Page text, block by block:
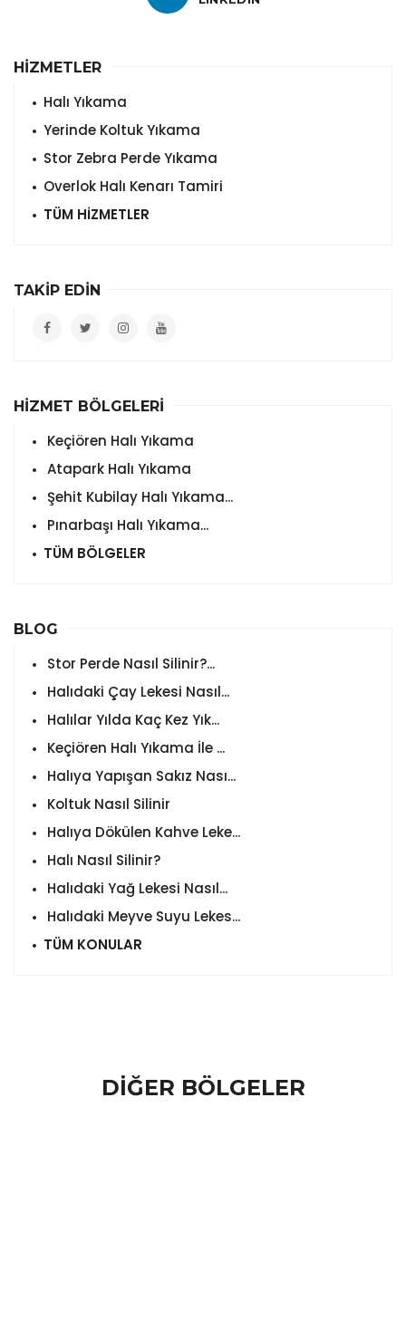
HİZMETLER
Halı Yıkama
Yerinde Koltuk Yıkama
Stor Zebra Perde Yıkama
Overlok Halı Kenarı Tamiri
TÜM HİZMETLER
TAKİP EDİN
HİZMET BÖLGELERİ
Keçiören Halı Yıkama
Atapark Halı Yıkama
Şehit Kubilay Halı Yıkama...
Pınarbaşı Halı Yıkama...
TÜM BÖLGELER
BLOG
Stor Perde Nasıl Silinir?...
Halıdaki Çay Lekesi Nasıl...
Halılar Yılda Kaç Kez Yık...
Keçiören Halı Yıkama İle ...
Halıya Yapışan Sakız Nası...
Koltuk Nasıl Silinir
Halıya Dökülen Kahve Leke...
Halı Nasıl Silinir?
Halıdaki Yağ Lekesi Nasıl...
Halıdaki Meyve Suyu Lekes...
TÜM KONULAR
DİĞER BÖLGELER